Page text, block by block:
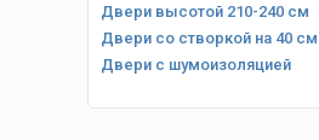
Двери высотой 210-240 см
Двери со створкой на 40 см
Двери с шумоизоляцией